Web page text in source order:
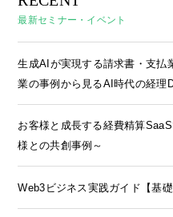
最新セミナー・イベント
生成AIが実現する請求書・支払
業の事例から見るAI時代の経理
お客様と成長する経費精算
様との共創事例～
Web3ビジネス実践ガイド【基礎